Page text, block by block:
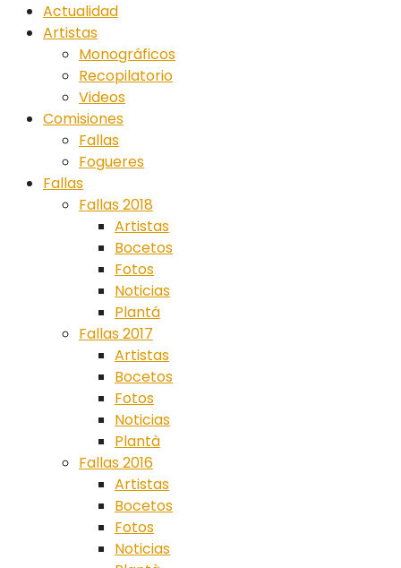
Actualidad
Artistas
Monográficos
Recopilatorio
Videos
Comisiones
Fallas
Fogueres
Fallas
Fallas 2018
Artistas
Bocetos
Fotos
Noticias
Plantá
Fallas 2017
Artistas
Bocetos
Fotos
Noticias
Plantà
Fallas 2016
Artistas
Bocetos
Fotos
Noticias